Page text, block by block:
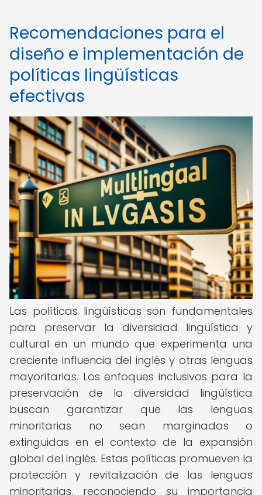
Recomendaciones para el
diseño e implementación de
políticas lingüísticas
efectivas
Las políticas lingüísticas son fundamentales
para preservar la diversidad lingüística y
cultural en un mundo que experimenta una
creciente influencia del inglés y otras lenguas
mayoritarias. Los enfoques inclusivos para la
preservación de la diversidad lingüística
buscan garantizar que las lenguas
minoritarias no sean marginadas o
extinguidas en el contexto de la expansión
global del inglés. Estas políticas promueven la
protección y revitalización de las lenguas
minoritarias, reconociendo su importancia